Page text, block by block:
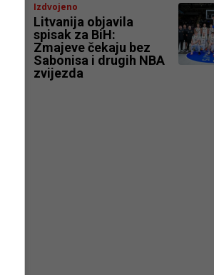
Izdvojeno
Litvanija objavila
spisak za BiH:
Zmajeve čekaju bez
Sabonisa i drugih NBA
zvijezda